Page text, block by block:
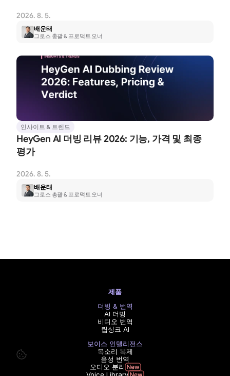
2026. 8. 5.
배운태
그로스 총괄 & 프로덕트 오너
인사이트 & 트렌드
HeyGen AI 더빙 리뷰 2026: 기능, 가격 및 최종
평가
2026. 8. 5.
배운태
그로스 총괄 & 프로덕트 오너
제품
더빙 & 번역
AI 더빙
비디오 번역
립싱크 AI
보이스 인텔리전스
목소리 복제
음성 번역
오디오 분리